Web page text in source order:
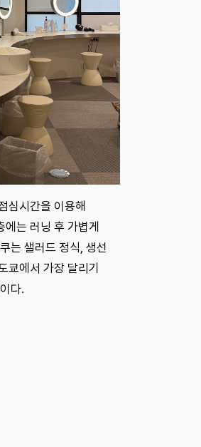
심시간을 이용해
에는 러닝 후 가볍게
는 샐러드 정식, 생선
쿄에서 가장 달리기
다.